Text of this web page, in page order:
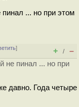
... но при этом
]
+ / –
не пинал ... но при
давно. Года четыре